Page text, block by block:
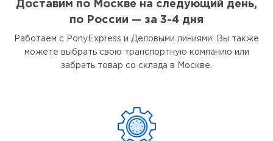
Доставим по Москве на следующий день,
по России — за 3-4 дня
Работаем с PonyExpress и Деловыми линиями. Вы также
можете выбрать свою транспортную компанию или
забрать товар со склада в Москве.